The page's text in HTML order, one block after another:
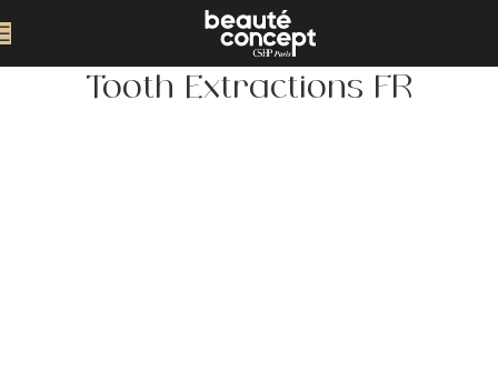
Tooth Extractions FR